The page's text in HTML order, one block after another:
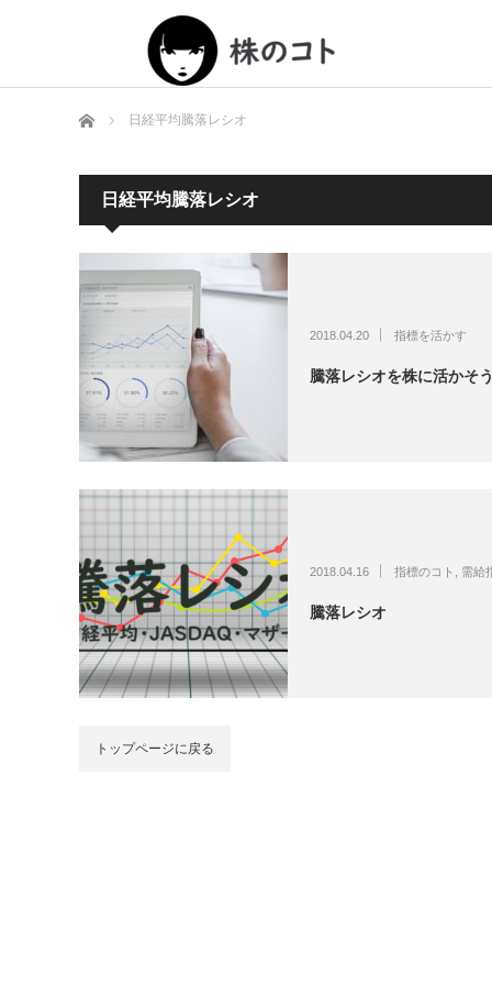
ホーム 日経平均騰落レシオ
日経平均騰落レシオ
2018.04.20 指標を活かす
騰落レシオを株に活かそ
2018.04.16 指標のコト 需給
騰落レシオ
トップページに戻る